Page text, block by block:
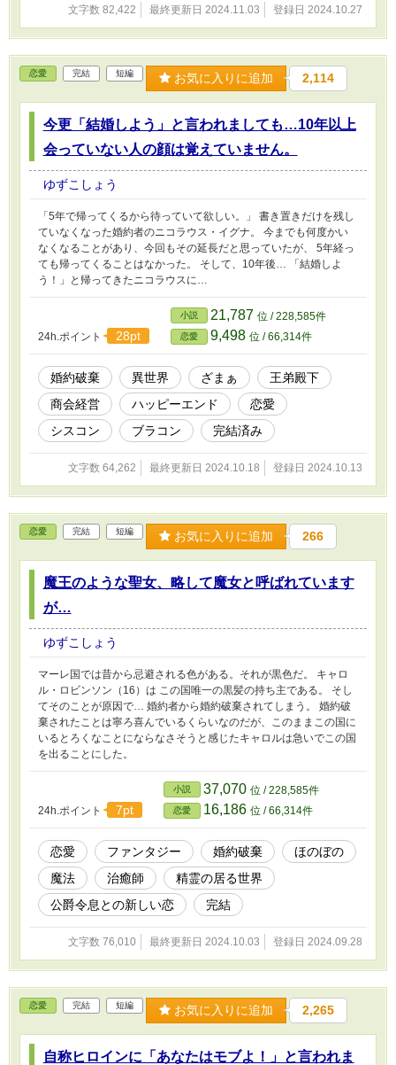
文字数 82,422 最終更新日 2024.11.03 登録日 2024.10.27
恋愛 完結 短編 お気に入りに追加 2,114
今更「結婚しよう」と言われましても…10年以上
会っていない人の顔は覚えていません。
ゆずこしょう
「5年で帰ってくるから待っていて欲しい。」 書き置きだけを残し
ていなくなった婚約者のニコラウス・イグナ。 今までも何度かい
なくなることがあり、今回もその延長だと思っていたが、 5年経っ
ても帰ってくることはなかった。 そして、10年後… 「結婚しよ
う！」と帰ってきたニコラウスに…
24h.ポイント 28pt
小説 21,787 位 / 228,585件
恋愛 9,498 位 / 66,314件
婚約破棄 異世界 ざまぁ
王弟殿下
商会経営
ハッピーエンド
恋愛
シスコン
ブラコン 完結済み
文字数 64,262 最終更新日 2024.10.18 登録日 2024.10.13
恋愛 完結 短編 お気に入りに追加 266
魔王のような聖女、略して魔女と呼ばれています
が…
ゆずこしょう
マーレ国では昔から忌避される色がある。それが黒色だ。 キャロ
ル・ロビンソン（16）は この国唯一の黒髪の持ち主である。 そし
てそのことが原因で… 婚約者から婚約破棄されてしまう。 婚約破
棄されたことは寧ろ喜んでいるくらいなのだが、このままこの国に
いるとろくなことにならなさそうと感じたキャロルは急いでこの国
を出ることにした。
24h.ポイント 7pt
小説 37,070 位 / 228,585件
恋愛 16,186 位 / 66,314件
恋愛 ファンタジー 婚約破棄
ほのぼの
魔法
治癒師
精霊の居る世界
公爵令息との新しい恋
完結
文字数 76,010 最終更新日 2024.10.03 登録日 2024.09.28
恋愛 完結 短編 お気に入りに追加 2,265
自称ヒロインに「あなたはモブよ！」と言われま